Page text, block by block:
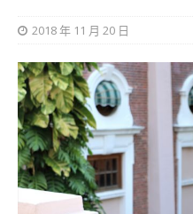
2018 年 11 月 20 日